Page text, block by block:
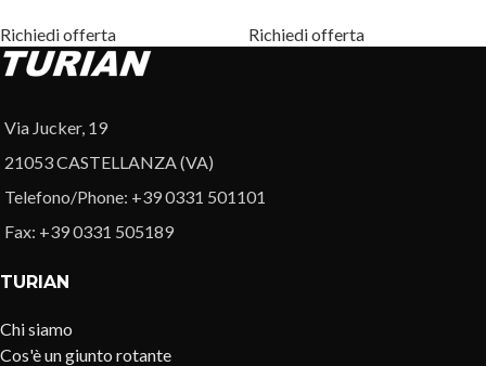
Richiedi offerta Richiedi offerta
Via Jucker, 19
21053 CASTELLANZA (VA)
Telefono/Phone: +39 0331 501101
Fax: +39 0331 505189
TURIAN
Chi siamo
Cos'è un giunto rotante